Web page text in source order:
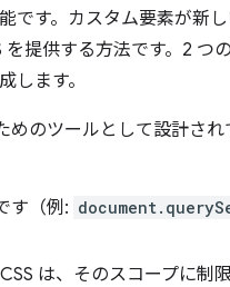
です。カスタム要素が新
提供する方法です。2 つ
します。
のツールとして設計され
す（例:
は、そのスコープに制